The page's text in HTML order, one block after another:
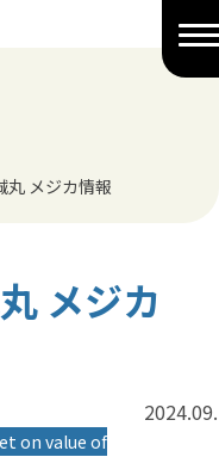
メジカ情報
メジカ
on value of